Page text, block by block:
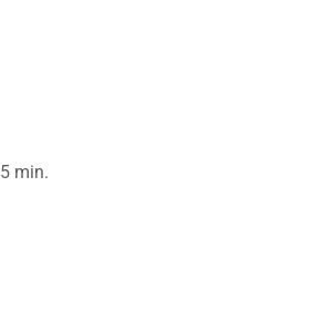
min.